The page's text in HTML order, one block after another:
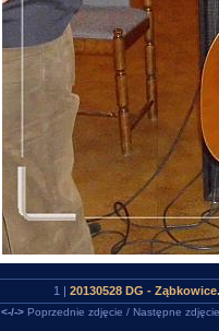
1 | 20130528 DG -
<-/->Poprzednie zdjęcie / Następne